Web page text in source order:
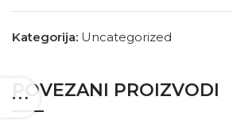
Kategorija: Uncategorized
POVEZANI PROIZVODI